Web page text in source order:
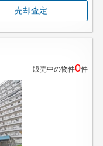
売却査定
販売中の物件0件